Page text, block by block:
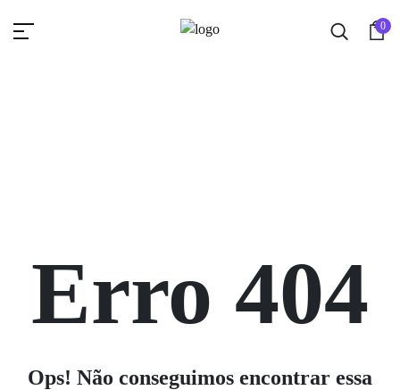
0
Erro 404
Ops! Não conseguimos encontrar essa